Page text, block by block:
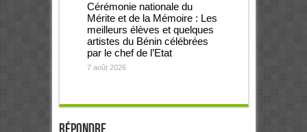
Cérémonie nationale du
Mérite et de la Mémoire : Les
meilleurs élèves et quelques
artistes du Bénin célébrées
par le chef de l’Etat
7 août 2026